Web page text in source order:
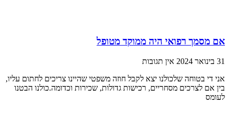
אם מסמך רפואי היה ממוקד מטופל
31 בינואר 2024
אין תגובות
אני די בטוחה שלכולנו יצא לקבל חוזה משפטי שהיינו צריכים לחתום עליו,
בין אם לצרכים מסחריים, רכישות גדולות, שכירות וכדומה.כולנו הבטנו
לעומס